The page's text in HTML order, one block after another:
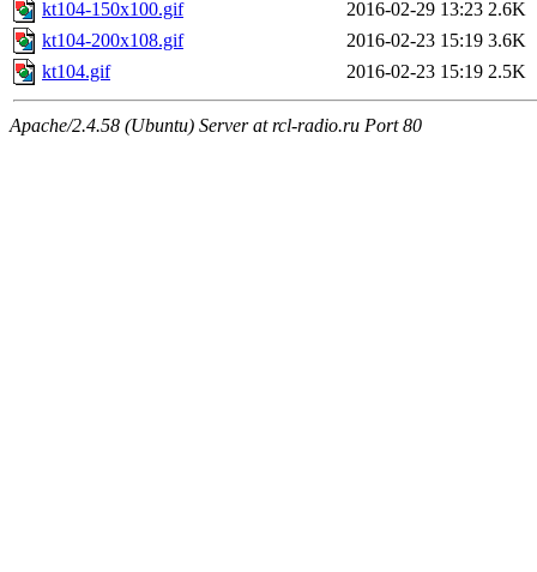
kt104-150x100.gif 2016-02-29 13:23 2.6K
kt104-200x108.gif
2016-02-23 15:19 3.6K
kt104.gif
2016-02-23 15:19 2.5K
Apache/2.4.58 (Ubuntu) Server at rcl-radio.ru Port 80